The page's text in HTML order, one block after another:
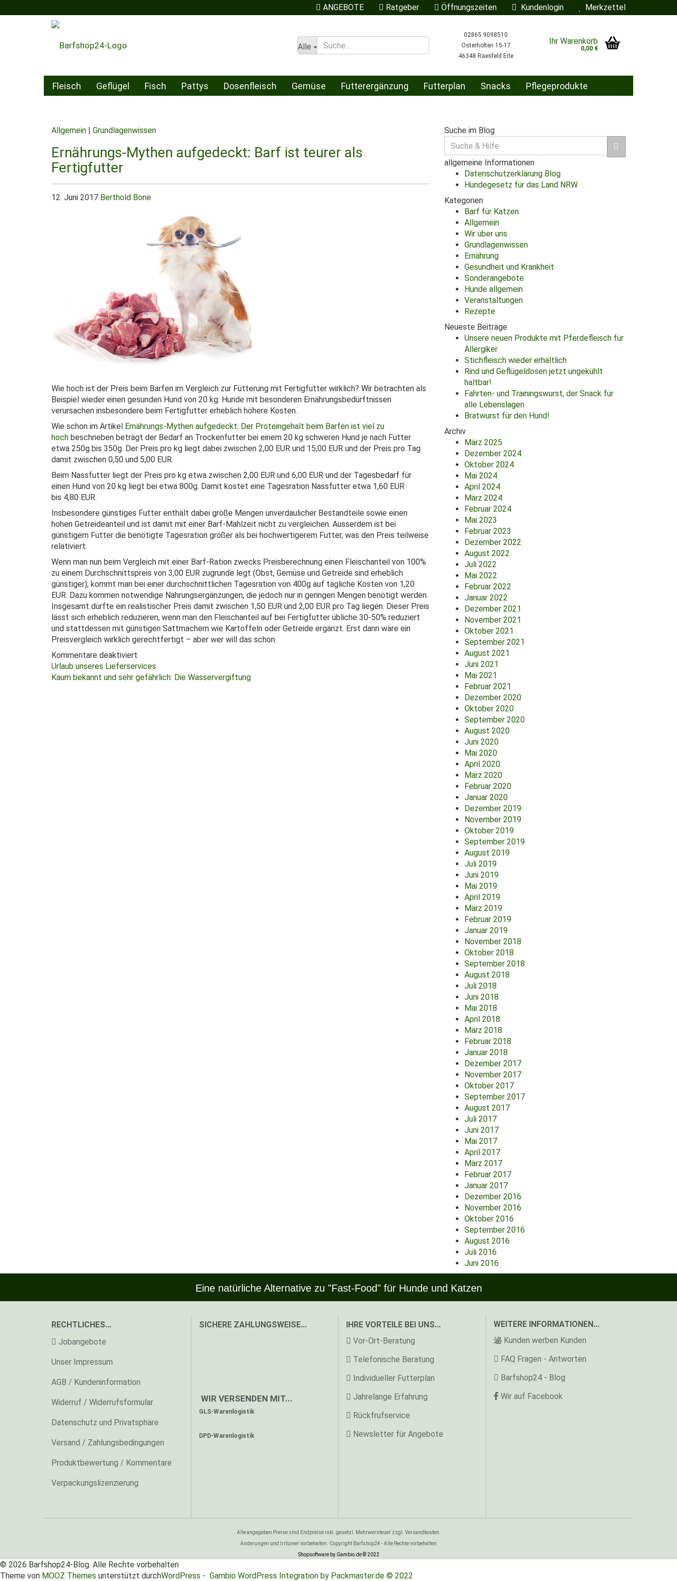
ANGEBOTE Ratgeber Öffnungszeiten Kundenlogin
Konto erstellen
Passwort vergessen?
Merkzettel
Alle
02865 9098510
Osterholten 15-17
46348 Raesfeld Erle
Ihr Warenkorb
0,00 €
Fleisch Geflügel Fisch Pattys Dosenfleisch Gemüse Futterergänzung Futterplan Snacks
Pflegeprodukte
Allgemein | Grundlagenwissen
Ernährungs-Mythen aufgedeckt: Barf ist teurer als
Fertigfutter
12. Juni 2017 Berthold Bone
Wie hoch ist der Preis beim Barfen im Vergleich zur Fütterung mit Fertigfutter wirklich? Wir betrachten als
Beispiel wieder einen gesunden Hund von 20 kg. Hunde mit besonderen Ernährungsbedürftnissen
verursachen insbesondere beim Fertigfutter erheblich höhere Kosten.
Wie schon im Artikel Ernährungs-Mythen aufgedeckt: Der Proteingehalt beim Barfen ist viel zu
hoch beschrieben beträgt der Bedarf an Trockenfutter bei einem 20 kg schweren Hund je nach Futter
etwa 250g bis 350g. Der Preis pro kg liegt dabei zwischen 2,00 EUR und 15,00 EUR und der Preis pro Tag
damit zwischen 0,50 und 5,00 EUR.
Beim Nassfutter liegt der Preis pro kg etwa zwischen 2,00 EUR und 6,00 EUR und der Tagesbedarf für
einen Hund von 20 kg liegt bei etwa 800g. Damit kostet eine Tagesration Nassfutter etwa 1,60 EUR
bis 4,80 EUR.
Insbesondere günstiges Futter enthält dabei größe Mengen unverdaulicher Bestandteile sowie einen
hohen Getreideanteil und ist damit mit einer Barf-Mahlzeit nicht zu vergleichen. Ausserdem ist bei
günstigem Futter die benötigte Tagesration größer als bei hochwertigerem Futter, was den Preis teilweise
relativiert.
Wenn man nun beim Vergleich mit einer Barf-Ration zwecks Preisberechnung einen Fleischanteil von 100%
zu einem Durchschnittspreis von 3,00 EUR zugrunde legt (Obst, Gemüse und Getreide sind erheblich
günstiger), kommt man bei einer durchschnittlichen Tagesration von 400g auf tägliche Kosten von 1,20
EUR. Dazu kommen notwendige Nahrungsergänzungen, die jedoch nur in geringen Mengen benötigt werden.
Insgesamt dürfte ein realistischer Preis damit zwischen 1,50 EUR und 2,00 EUR pro Tag liegen. Dieser Preis
lässt sich erheblich reduzieren, wenn man den Fleischanteil auf bei Fertigfutter übliche 30-50% reduziert
und stattdessen mit günstigen Sattmachern wie Kartoffeln oder Getreide ergänzt. Erst dann wäre ein
Preisvergleich wirklich gerechtfertigt – aber wer will das schon.
Kommentare deaktiviert
Beitragsnavigation
Urlaub unseres Lieferservices
Kaum bekannt und sehr gefährlich: Die Wasservergiftung
Suche im Blog
Suche
für:
allgemeine Informationen
Datenschutzerklärung Blog
Hundegesetz für das Land NRW
Kategorien
Barf für Katzen
Allgemein
Wir über uns
Grundlagenwissen
Ernährung
Gesundheit und Krankheit
Sonderangebote
Hunde allgemein
Veranstaltungen
Rezepte
Neueste Beiträge
Unsere neuen Produkte mit Pferdefleisch für
Allergiker
Stichfleisch wieder erhältlich
Rind und Geflügeldosen jetzt ungekühlt
haltbar!
Fährten- und Trainingswurst, der Snack für
alle Lebenslagen
Bratwurst für den Hund!
Archiv
März 2025
Dezember 2024
Oktober 2024
Mai 2024
April 2024
März 2024
Februar 2024
Mai 2023
Februar 2023
Dezember 2022
August 2022
Juli 2022
Mai 2022
Februar 2022
Januar 2022
Dezember 2021
November 2021
Oktober 2021
September 2021
August 2021
Juni 2021
Mai 2021
Februar 2021
Dezember 2020
Oktober 2020
September 2020
August 2020
Juni 2020
Mai 2020
April 2020
März 2020
Februar 2020
Januar 2020
Dezember 2019
November 2019
Oktober 2019
September 2019
August 2019
Juli 2019
Juni 2019
Mai 2019
April 2019
März 2019
Februar 2019
Januar 2019
November 2018
Oktober 2018
September 2018
August 2018
Juli 2018
Juni 2018
Mai 2018
April 2018
März 2018
Februar 2018
Januar 2018
Dezember 2017
November 2017
Oktober 2017
September 2017
August 2017
Juli 2017
Juni 2017
Mai 2017
April 2017
März 2017
Februar 2017
Januar 2017
Dezember 2016
November 2016
Oktober 2016
September 2016
August 2016
Juli 2016
Juni 2016
Eine natürliche Alternative zu "Fast-Food" für Hunde und Katzen
RECHTLICHES...
Jobangebote
Unser Impressum
AGB / Kundeninformation
Widerruf / Widerrufsformular
Datenschutz und Privatsphäre
Versand / Zahlungsbedingungen
Produktbewertung / Kommentare
Verpackungslizenzierung
SICHERE ZAHLUNGSWEISE...
WIR VERSENDEN MIT...
GLS-Warenlogistik
DPD-Warenlogistik
IHRE VORTEILE BEI UNS...
Vor-Ort-Beratung
Telefonische Beratung
Individueller Futterplan
Jahrelange Erfahrung
Rückfrufservice
Newsletter für Angebote
WEITERE INFORMATIONEN...
Kunden werben Kunden
FAQ Fragen - Antworten
Barfshop24 - Blog
Wir auf Facebook
Alle angegeben Preise sind Endpreise inkl. gesetzl. Mehrwersteuer zzgl. Versandkosten.
Änderungen und Irrtümer vorbehalten. Copyright Barfshop24 - Alle Rechte vorbehalten
Shopsoftwareby Gambio.de © 2022
© 2026 Barfshop24-Blog. Alle Rechte vorbehalten
Theme von MOOZ Themes unterstützt durchWordPress - Gambio WordPress Integration by Packmaster.de © 2022